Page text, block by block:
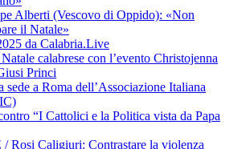
Alberti (Vescovo di Oppido): «Non
il Natale»
da Calabria.Live
calabrese con l’evento Christojenna
Princi
sede a Roma dell’Associazione Italiana
“I Cattolici e la Politica vista da Papa
Rosi Caligiuri: Contrastare la violenza